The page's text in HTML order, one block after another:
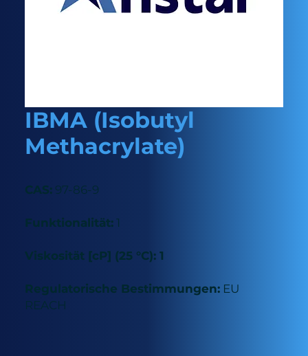
IBMA (Isobutyl
Methacrylate)
CAS: 97-86-9
Funktionalität: 1
Viskosität [cP] (25 °C): 1
Regulatorische Bestimmungen: EU
REACH